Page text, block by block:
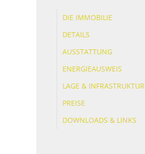
DIE IMMOBILIE
DETAILS
AUSSTATTUNG
ENERGIEAUSWEIS
LAGE & INFRASTRUKTUR
PREISE
DOWNLOADS & LINKS